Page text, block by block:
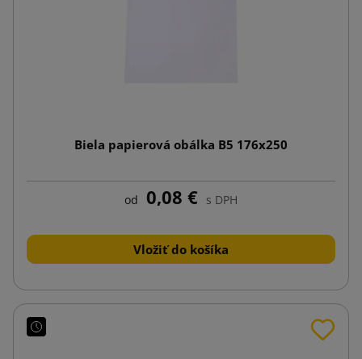
Biela papierová obálka B5 176x250
od 0,08 € s DPH
Vložiť do košíka